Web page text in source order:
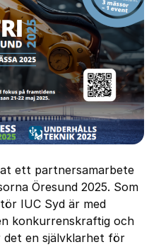
ett partnersamarbete
Öresund 2025. Som
IUC Syd är med
konkurrenskraftig och
det en självklarhet för